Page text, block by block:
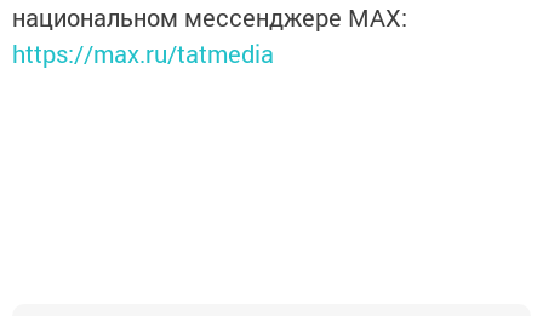
национальном мессенджере MАХ:
https://max.ru/tatmedia